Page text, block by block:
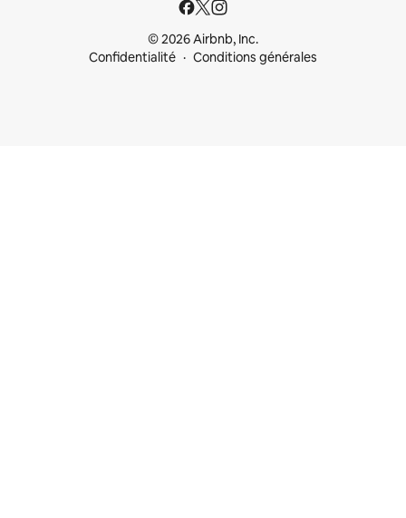
© 2026 Airbnb, Inc.
Confidentialité
Conditions générales